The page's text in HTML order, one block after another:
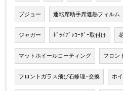
プジョー 運転席助手席遮熱フィルム
ジャガー ﾄﾞﾗｲﾌﾞﾚｺｰﾀﾞｰ取付け
マットホイールコーティング フロン
フロントガラス飛び石修理･交換 ホ